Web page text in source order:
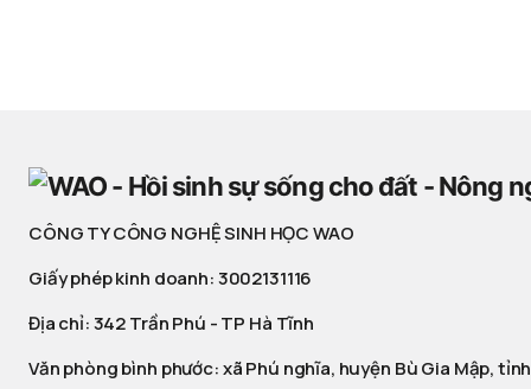
CÔNG TY CÔNG NGHỆ SINH HỌC WAO
Giấy phép kinh doanh: 3002131116
Địa chỉ: 342 Trần Phú - TP Hà Tĩnh
Văn phòng bình phước: xã Phú nghĩa, huyện Bù Gia Mập,